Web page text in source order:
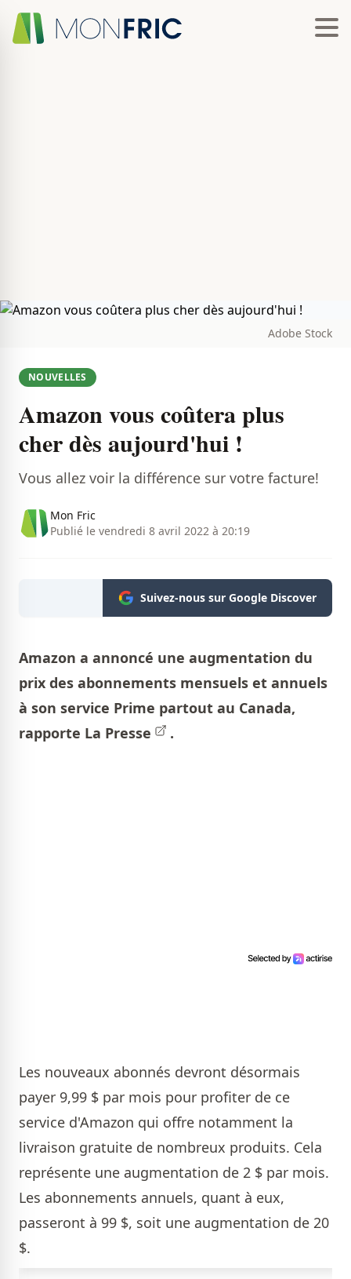
Adobe Stock
NOUVELLES
Amazon vous coûtera plus
cher dès aujourd'hui !
Vous allez voir la différence sur votre facture!
Mon Fric
Publié le vendredi 8 avril 2022 à 20:19
Suivez-nous sur Google Discover
Amazon a annoncé une augmentation du
prix des abonnements mensuels et annuels
à son service Prime partout au Canada,
rapporte La Presse .
Les nouveaux abonnés devront désormais
payer 9,99 $ par mois pour profiter de ce
service d'Amazon qui offre notamment la
livraison gratuite de nombreux produits. Cela
représente une augmentation de 2 $ par mois.
Les abonnements annuels, quant à eux,
passeront à 99 $, soit une augmentation de 20
$.